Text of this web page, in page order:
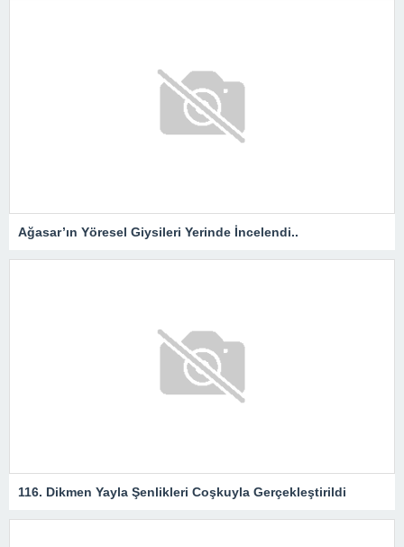
Ağasar’ın Yöresel Giysileri Yerinde İncelendi..
116. Dikmen Yayla Şenlikleri Coşkuyla Gerçekleştirildi